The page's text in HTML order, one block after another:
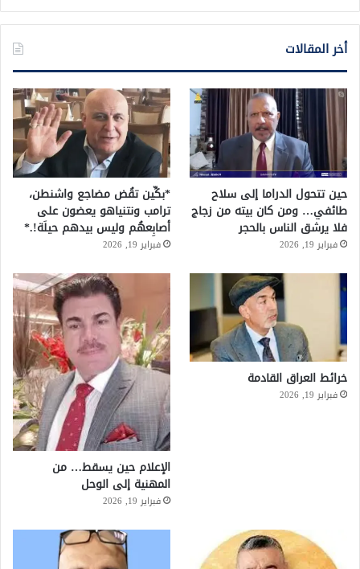
أخر المقالات
حين تتحول الدراما إلى سلاح
طائفي… ومن كان بيته من زجاج
فلا يرشق الناس بالحجر
فبراير 19, 2026
*بكِّين تقُض مضاجع واشنطن،
ترامب ونتنياهو يعضون على
أصابِعهُم وليس بيدهم حيلَة!.*
فبراير 19, 2026
خرائط العراق القادمة
فبراير 19, 2026
الإعلام حين يسقط… من
المهنية إلى الوحل
فبراير 19, 2026